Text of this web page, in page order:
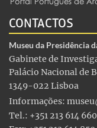
CONTACTOS
Museu da Presidência
Gabinete de
Palácio Nacional de
1349-022 Lisboa
Informações:
Tel.: +351 213 614 660